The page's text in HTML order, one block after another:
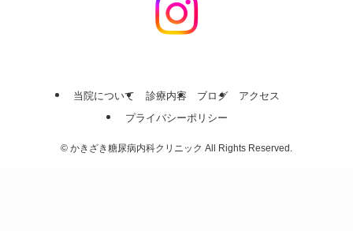
当院について 診療内容 ブログ
アクセス
プライバシーポリシー
© かきざき糖尿病内科クリニック All Rights Reserved.